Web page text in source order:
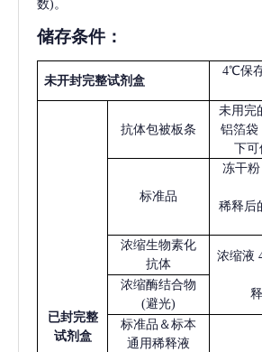
数)。
储存条件：
未开封完整试剂盒
4℃保
已封完整
试剂盒
抗体包被板条
未用完
铝箔袋
下可
标准品
冻干粉
稀释后
浓缩生物素化
抗体
浓缩液
浓缩酶结合物
(避光)
标准品＆标本
通用稀释液